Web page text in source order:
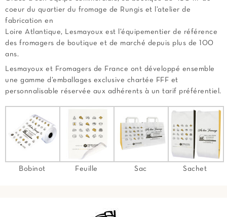
coeur du quartier du fromage de Rungis et l’atelier de
fabrication en
Loire Atlantique, Lesmayoux est l’équipementier de référence
des fromagers de boutique et de marché depuis plus de 100
ans.
Lesmayoux et Fromagers de France ont développé ensemble
une gamme d’emballages exclusive chartée FFF et
personnalisable réservée aux adhérents à un tarif préférentiel.
Bobinot Feuille Sac Sachet